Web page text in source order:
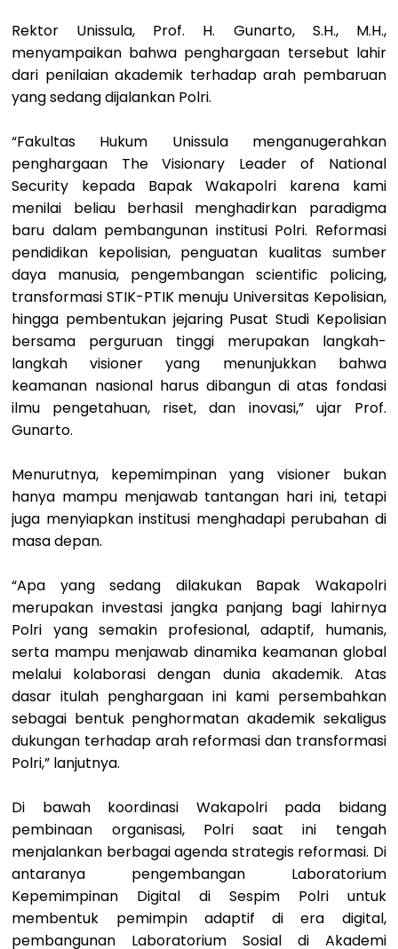
Rektor Unissula, Prof. H. Gunarto, S.H., M.H.,
menyampaikan bahwa penghargaan tersebut lahir
dari penilaian akademik terhadap arah pembaruan
yang sedang dijalankan Polri.
“Fakultas Hukum Unissula menganugerahkan
penghargaan The Visionary Leader of National
Security kepada Bapak Wakapolri karena kami
menilai beliau berhasil menghadirkan paradigma
baru dalam pembangunan institusi Polri. Reformasi
pendidikan kepolisian, penguatan kualitas sumber
daya manusia, pengembangan scientific policing,
transformasi STIK-PTIK menuju Universitas Kepolisian,
hingga pembentukan jejaring Pusat Studi Kepolisian
bersama perguruan tinggi merupakan langkah-
langkah visioner yang menunjukkan bahwa
keamanan nasional harus dibangun di atas fondasi
ilmu pengetahuan, riset, dan inovasi,” ujar Prof.
Gunarto.
Menurutnya, kepemimpinan yang visioner bukan
hanya mampu menjawab tantangan hari ini, tetapi
juga menyiapkan institusi menghadapi perubahan di
masa depan.
“Apa yang sedang dilakukan Bapak Wakapolri
merupakan investasi jangka panjang bagi lahirnya
Polri yang semakin profesional, adaptif, humanis,
serta mampu menjawab dinamika keamanan global
melalui kolaborasi dengan dunia akademik. Atas
dasar itulah penghargaan ini kami persembahkan
sebagai bentuk penghormatan akademik sekaligus
dukungan terhadap arah reformasi dan transformasi
Polri,” lanjutnya.
Di bawah koordinasi Wakapolri pada bidang
pembinaan organisasi, Polri saat ini tengah
menjalankan berbagai agenda strategis reformasi. Di
antaranya pengembangan Laboratorium
Kepemimpinan Digital di Sespim Polri untuk
membentuk pemimpin adaptif di era digital,
pembangunan Laboratorium Sosial di Akademi